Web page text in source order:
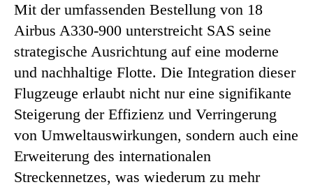
Mit der umfassenden Bestellung von 18
Airbus A330-900 unterstreicht SAS seine
strategische Ausrichtung auf eine moderne
und nachhaltige Flotte. Die Integration dieser
Flugzeuge erlaubt nicht nur eine signifikante
Steigerung der Effizienz und Verringerung
von Umweltauswirkungen, sondern auch eine
Erweiterung des internationalen
Streckennetzes, was wiederum zu mehr